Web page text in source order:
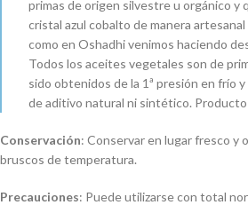
primas de origen silvestre u orgánico y
cristal azul cobalto de manera artesanal
como en Oshadhi venimos haciendo
Todos los aceites vegetales son de
sido obtenidos de la 1ª presión en frío
de aditivo natural ni sintético. Producto
Conservación: Conservar en lugar fresco y
bruscos de temperatura.
Precauciones: Puede utilizarse con total